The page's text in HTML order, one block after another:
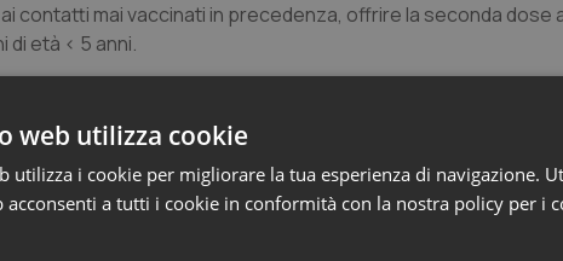
contatti mai vaccinati in precedenza, offrire la seconda dose
di età < 5 anni.
e negli adulti suscettibili attraverso la
di indirizzare le attività supplementari di vaccinazione verso
del loro rischio più elevato di contrarre il morbillo e/o di
non dovrebbe essere accettata come evidenza di
con deficit immunitari. Si sottolinea poi la necessità di
web utilizza cookie
utilizza i cookie per migliorare la tua esperienza di navigazione.
acconsenti a tutti i cookie in conformità con la nostra policy per i